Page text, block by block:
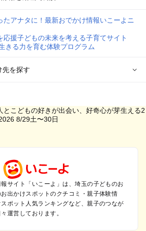
先を探す
座のプールお出かけ
出かけ
霞のプールお出かけ
日高のプールお出かけ
生のプールお出かけ
河のプールお出かけ
のプールお出かけ
サイト「いこーよ」は、埼玉の子どものお
出かけスポットのクチコミ・親子体験情
ポット人気ランキングなど、親子のつなが
運営しております。